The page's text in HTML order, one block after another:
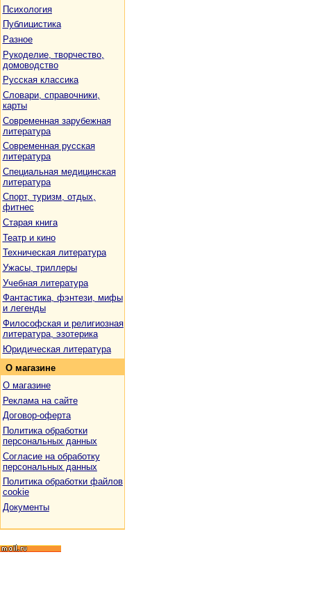
Психология
Публицистика
Разное
Рукоделие, творчество,
домоводство
Русская классика
Словари, справочники,
карты
Современная зарубежная
литература
Современная русская
литература
Специальная медицинская
литература
Спорт, туризм, отдых,
фитнес
Старая книга
Театр и кино
Техническая литература
Ужасы, триллеры
Учебная литература
Фантастика, фэнтези, мифы
и легенды
Философская и религиозная
литература, эзотерика
Юридическая литература
О магазине
О магазине
Реклама на сайте
Договор-оферта
Политика обработки
персональных данных
Согласие на обработку
персональных данных
Политика обработки файлов
cookie
Документы